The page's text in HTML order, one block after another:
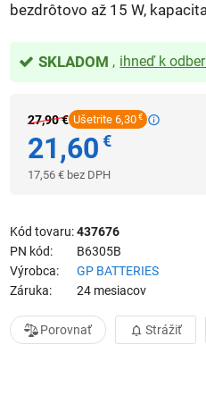
bezdrôtovo až 15 W,
SKLADOM ihneď k
27,90€ Ušetrite 6,30 €
21,60 €
17,56 € bez DPH
Kód tovaru 437676
PN kód
B6305B
Výrobca
GP BATTERIES
Záruka
24 mesiacov
Porovnať Strážiť